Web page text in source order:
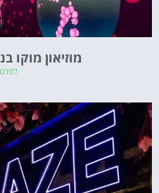
מוזיאון מוקו